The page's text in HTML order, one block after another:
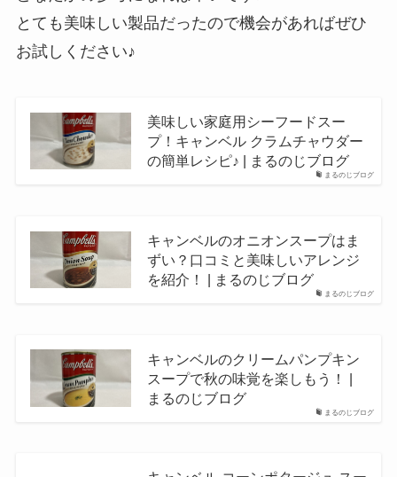
とても美味しい製品だったので機会があればぜひ
お試しください♪
まるのじブログ
美味しい家庭用シーフードスー
プ！キャンベル クラムチャウダー
の簡単レシピ♪ | まるのじブログ
まるのじブログ
キャンベルのオニオンスープはま
ずい？口コミと美味しいアレンジ
を紹介！ | まるのじブログ
まるのじブログ
キャンベルのクリームパンプキン
スープで秋の味覚を楽しもう！ |
まるのじブログ